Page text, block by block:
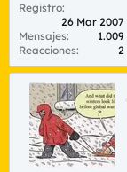
Registro
26 Mar 2007
Mensajes
1.009
Reacciones
2